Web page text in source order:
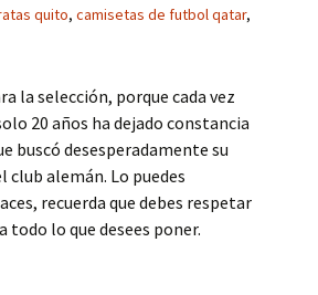
quito, camisetas de futbol qatar,
la selección, porque cada vez
20 años ha dejado constancia
buscó desesperadamente su
alemán. Lo puedes
recuerda que debes respetar
todo lo que desees poner.